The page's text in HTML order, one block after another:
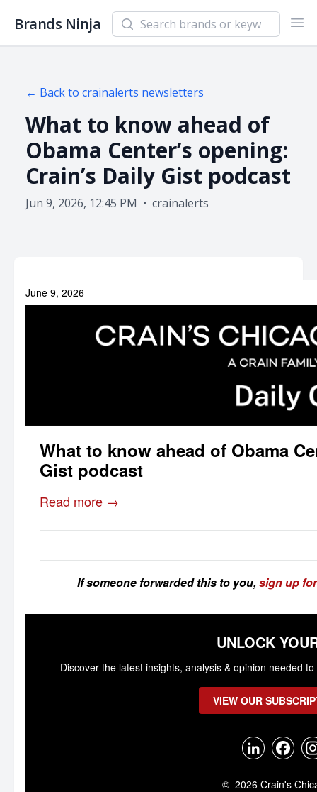
Brands Ninja Search newsletters and brands
← Back to crainalerts newsletters
What to know ahead of
Obama Center’s opening:
Crain’s Daily Gist podcast
Jun 9, 2026, 12:45 PM • crainalerts
June 9, 2026
What to know ahead of Obama
Gist podcast
Read more →
If someone forwarded this to you,sign up
UNLOCK
Discover the latest insights, analysis & opinion needed
VIEW OUR
© 2026 Crain's